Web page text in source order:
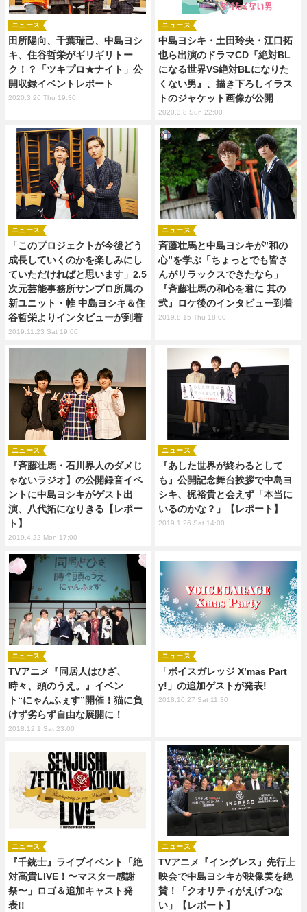
田所陽向、千葉瑞己、中島ヨシ
キ、住谷哲栄がギリギリトー
ク！？「ツキプロ★ナイト」公
開収録イベントレポート
ニュース
2020.3.26 Thu 19:30
中島ヨシキ・土田玲央・江口拓
也ら出演のドラマCD『絶対BL
になる世界VS絶対BLになりた
くない男』、描き下ろしイラス
トのジャケット画像が公開
ニュース
2020.3.8 Sun 22:00
「このプロジェクトが今後どう
成長していくのかを楽しみにし
ていただければと思います」2.5
次元芸能事務所サンプロ所属の
新ユニット・帷 中島ヨシキ＆住
谷哲栄よりインタビューが到着
ニュース
2019.11.23 Sat 19:00
斉藤壮馬と中島ヨシキが”和の
心”を学ぶ「ちょっとでも皆さ
んがリラックスできたなら」
『斉藤壮馬の和心を君に 其の
弐』ロケ後のインタビュー到着
ニュース
2019.8.15 Thu 18:00
『斉藤壮馬・石川界人のダメじ
ゃないラジオ】の公開録音イベ
ントに中島ヨシキがゲスト出
演、八代拓になりきる【レポー
ト】
ニュース
2019.4.22 Mon 17:00
『あした世界が終わるとして
も』公開記念舞台挨拶で中島ヨ
シキ、梶裕貴と会えず「本当に
いるのかな？」【レポート】
ニュース
2019.1.26 Sat 14:00
TVアニメ『同居人はひざ、
時々、頭のうえ。』イベン
ト“にゃんふぇす”開催！猫に負
けず劣らず自由な展開に！
ニュース
2018.12.1 Sat 23:00
「ボイスガレッジ X’mas Part
y!」の追加ゲストが発表!
ニュース
2018.10.27 Sat 11:30
『千銃士』ライブイベント「絶
対高貴LIVE！〜マスター感謝
祭〜」ロゴ＆追加キャスト発
表!!
ニュース
TVアニメ『イングレス』先行上
映会で中島ヨシキが映像美を絶
賛！「クオリティがえげつな
い」【レポート】
ニュース